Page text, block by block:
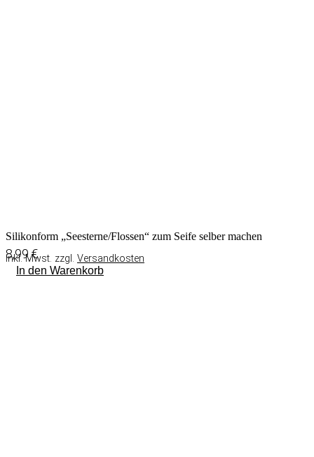
Silikonform „Seesterne/Flossen“ zum Seife selber machen
8,99€
inkl. Mwst. zzgl. Versandkosten
In den Warenkorb